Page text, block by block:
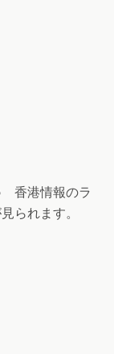
香港情報のラ
られます。